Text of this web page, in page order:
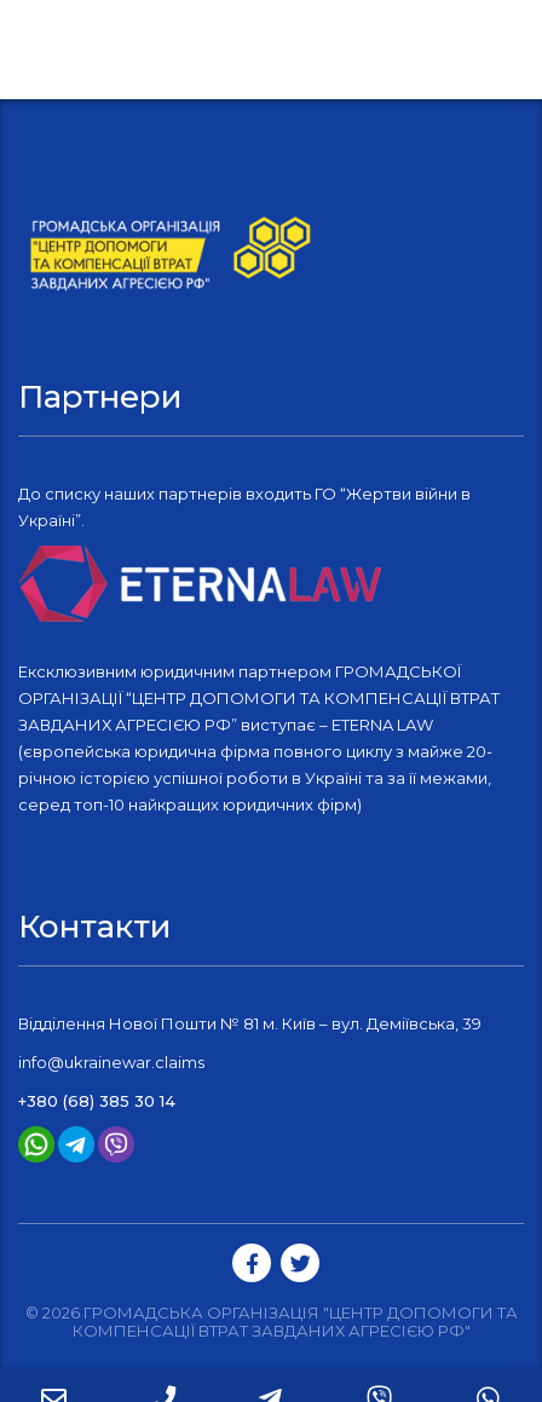
Партнери
До списку наших партнерів входить ГО “Жертви війни в
Україні”.
Ексклюзивним юридичним партнером ГРОМАДСЬКОЇ
ОРГАНІЗАЦІЇ “ЦЕНТР ДОПОМОГИ ТА КОМПЕНСАЦІЇ ВТРАТ
ЗАВДАНИХ АГРЕСІЄЮ РФ” виступає – ETERNA LAW
(європейська юридична фірма повного циклу з майже 20-
річною історією успішної роботи в Україні та за її межами,
серед топ-10 найкращих юридичних фірм)
Контакти
Відділення Нової Пошти № 81 м. Київ – вул. Деміївська, 39
info@ukrainewar.claims
+380 (68) 385 30 14
© 2026 ГРОМАДСЬКА ОРГАНІЗАЦІЯ "ЦЕНТР ДОПОМОГИ ТА
КОМПЕНСАЦІЇ ВТРАТ ЗАВДАНИХ АГРЕСІЄЮ РФ"